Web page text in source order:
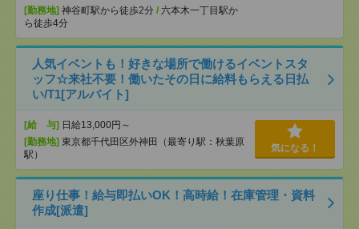
[勤務地] 神谷町駅から徒歩2分 / 六本木一丁目駅か
ら徒歩4分
人気イベントも！好きな場所で働けるイベントスタ
ッフ☆来社不要！働いたその日に給料もらえる日払
い/T1[アルバイト]
[給 与] 日給13,000円～
[勤務地] 東京都千代田区外神田（最寄り駅：秋葉原
駅）
気になる！
座り仕事！給与即払いOK！高時給！在庫管理・資料
作成[派遣]